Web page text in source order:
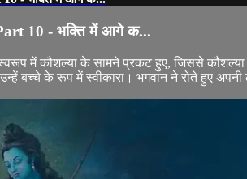
10 - भक्ति में आगे क...
में कौशल्या के सामने प्रकट हुए, जिससे
बच्चे के रूप में स्वीकारा। भगवान ने रोते हुए अपनी